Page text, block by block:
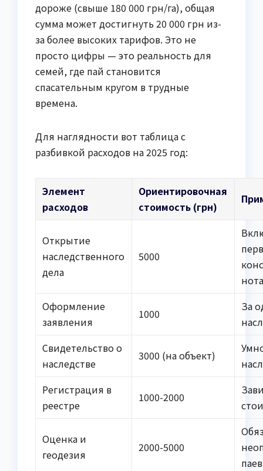
дороже (свыше 180 000 грн/га), общая
сумма может достигнуть 20 000 грн из-
за более высоких тарифов. Это не
просто цифры — это реальность для
семей, где пай становится
спасательным кругом в трудные
времена.
Для наглядности вот таблица с
разбивкой расходов на 2025 год:
Элемент
расходов
Ориентировочная
стоимость (грн)
Открытие
наследственного
дела
5000
Оформление
заявления
1000
За
Свидетельство о
наследстве
3000 (на объект)
Регистрация в
реестре
1000-2000
Оценка и
геодезия
2000-5000
паев